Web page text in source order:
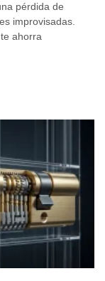
pérdida de
improvisadas.
ahorra